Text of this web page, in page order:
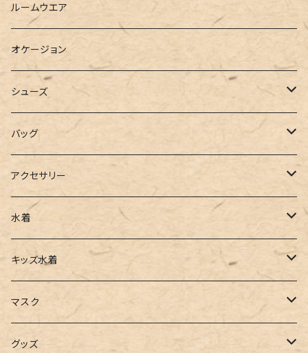
ベスト
シャツ
ブラウス
カーディガン
ポロシャツ
ベスト
チュニック
タンクトップ
キャミソール
インナー
ハーフパンツ
スウェット
ジャージ
スラックス
ワイドパンツ
カーゴパンツ
サロペット
ガウチョ
レギンス
その他
スウェットワンピース
パーカーワンピース
ニットワンピース
キャミワンピース
サロペット
オールインワン
ルームウエア
オケージョン
シューズ
ブーツ
パンプス
サンダル
スニーカー
フラットシューズ
レインシューズ
バッグ
トートバッグ
ショルダー
バックパック
カゴバッグ
エコバッグ
アクセサリー
その他
水着
ワンピース
ビキニ
ワンショルダー
キッズ水着
女の子
男の子
マスク
アクセサリー
グッズ